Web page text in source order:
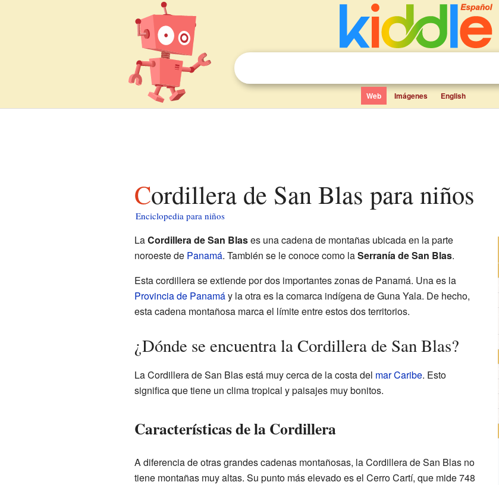
Web Imágenes English
Cordillera de San Blas para niños
Enciclopedia para niños
LaCordillera de San Blases una cadena de montañas ubicada en la parte
noroeste de Panamá. También se le conoce como laSerranía de San Blas.
Esta cordillera se extiende por dos importantes zonas de Panamá. Una es la
Provincia de Panamáy la otra es la comarca indígena de Guna Yala. De hecho,
esta cadena montañosa marca el límite entre estos dos territorios.
¿Dónde se encuentra la Cordillera de San Blas?
La Cordillera de San Blas está muy cerca de la costa del mar Caribe. Esto
significa que tiene un clima tropical y paisajes muy bonitos.
Características de la Cordillera
A diferencia de otras grandes cadenas montañosas, la Cordillera de San Blas no
tiene montañas muy altas. Su punto más elevado es el Cerro Cartí, que mide 748